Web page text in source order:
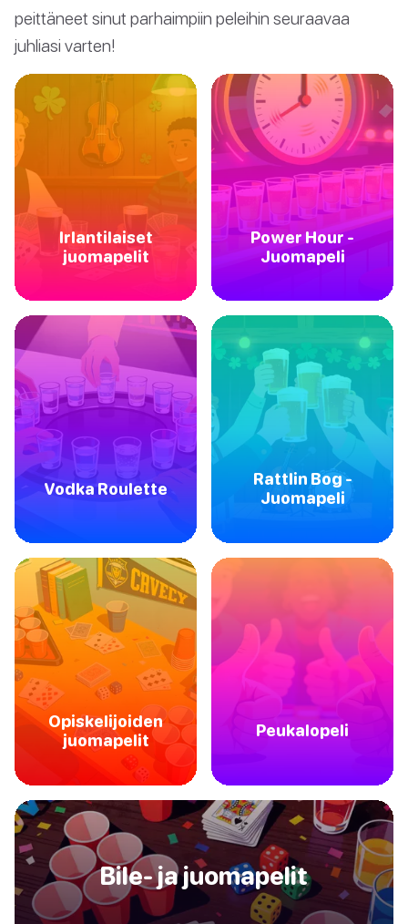
peittäneet sinut parhaimpiin peleihin seuraavaa
juhliasi varten!
Irlantilaiset
juomapelit
Power Hour -
Juomapeli
Vodka Roulette
Rattlin Bog -
Juomapeli
Opiskelijoiden
juomapelit
Peukalopeli
Bile- ja juomapelit